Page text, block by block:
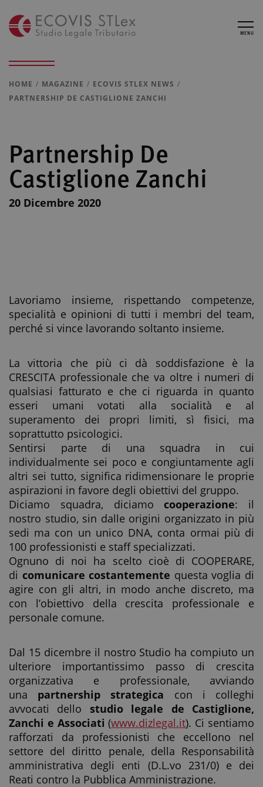
MENU
HOME MAGAZINE
ECOVIS STLEX NEWS
PARTNERSHIP DE CASTIGLIONE ZANCHI
Partnership De
Castiglione Zanchi
20 Dicembre 2020
Lavoriamo insieme, rispettando competenze,
specialità e opinioni di tutti i membri del team,
perché si vince lavorando soltanto insieme.
La vittoria che più ci dà soddisfazione è la
CRESCITA professionale che va oltre i numeri di
qualsiasi fatturato e che ci riguarda in quanto
esseri umani votati alla socialità e al
superamento dei propri limiti, sì fisici, ma
soprattutto psicologici.
Sentirsi parte di una squadra in cui
individualmente sei poco e congiuntamente agli
altri sei tutto, significa ridimensionare le proprie
aspirazioni in favore degli obiettivi del gruppo.
Diciamo squadra, diciamo cooperazione: il
nostro studio, sin dalle origini organizzato in più
sedi ma con un unico DNA, conta ormai più di
100 professionisti e staff specializzati.
Ognuno di noi ha scelto cioè di COOPERARE,
di comunicare costantemente questa voglia di
agire con gli altri, in modo anche discreto, ma
con l’obiettivo della crescita professionale e
personale comune.
Dal 15 dicembre il nostro Studio ha compiuto un
ulteriore importantissimo passo di crescita
organizzativa e professionale, avviando
una partnership strategica con i colleghi
avvocati dello studio legale de Castiglione,
Zanchi e Associati (www.dizlegal.it). Ci sentiamo
rafforzati da professionisti che eccellono nel
settore del diritto penale, della Responsabilità
amministrativa degli enti (D.L.vo 231/0) e dei
Reati contro la Pubblica Amministrazione.